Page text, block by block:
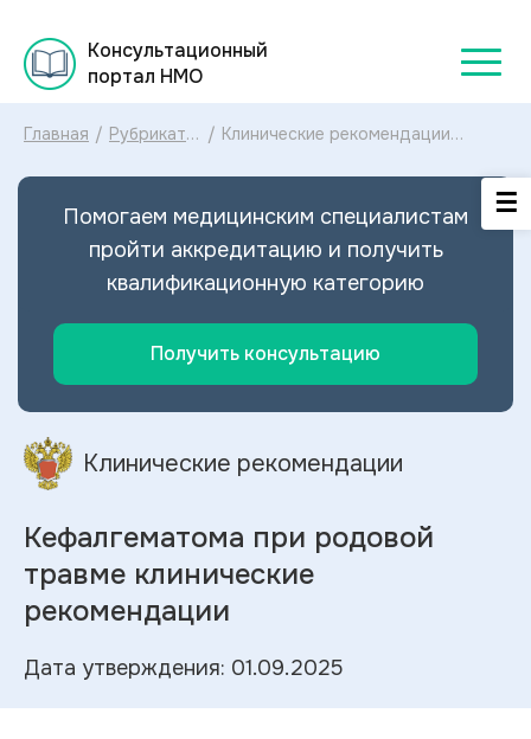
Консультационный
портал НМО
Главная / Рубрикатор
рекомендаций
/ Клинические рекомендации
травме МКБ-10: диагностика и
родовой травме 2025
Помогаем медицинским специалистам
пройти аккредитацию и получить
квалификационную категорию
Получить консультацию
Клинические рекомендации
Кефалгематома при родовой
травме клинические
рекомендации
Дата утверждения: 01.09.2025